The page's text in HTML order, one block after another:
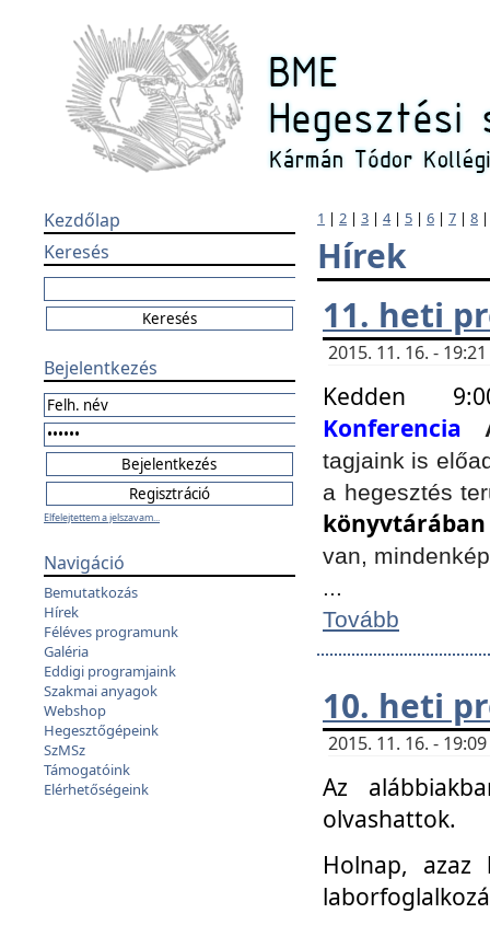
Kezdőlap
Keresés
Bejelentkezés
Elfelejtettem a jelszavam...
Navigáció
Bemutatkozás
Hírek
Féléves programunk
Galéria
Eddigi programjaink
Szakmai anyagok
Webshop
Hegesztőgépeink
SzMSz
Támogatóink
Elérhetőségeink
1 | 2 | 3 | 4| 5 | 6 | 7 | 8
Hírek
11. heti
2015. 11. 16. -
Kedden
Konferencia
tagjaink is
a hegesztés
könyvtárában
van,
...
Tovább
10. heti
2015. 11. 16. -
Az
olvashattok.
Holnap, azaz